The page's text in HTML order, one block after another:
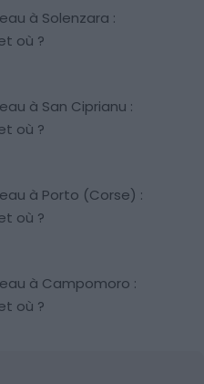
à Solenzara :
où ?
à San Ciprianu :
où ?
à Porto (Corse) :
où ?
à Campomoro :
où ?